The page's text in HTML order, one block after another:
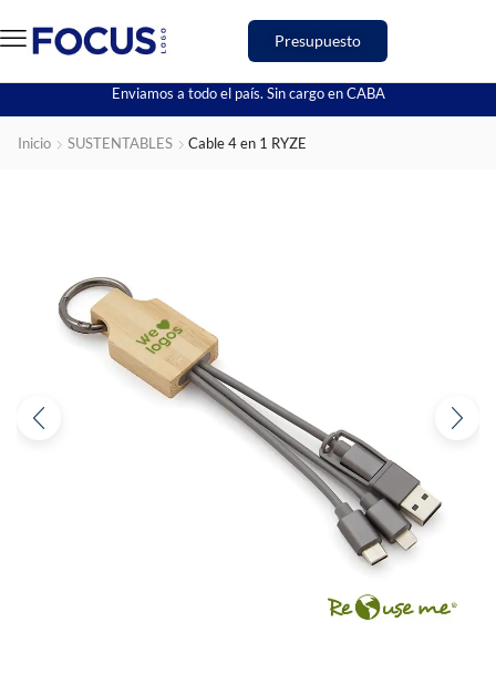
Presupuesto
Enviamos a todo el país. Sin cargo en CABA
Inicio SUSTENTABLES Cable 4 en 1 RYZE